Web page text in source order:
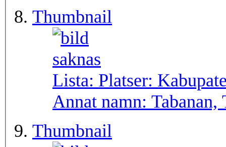
Thumbnail
Lista: Platser:
Annat namn: Tabanan,
Thumbnail